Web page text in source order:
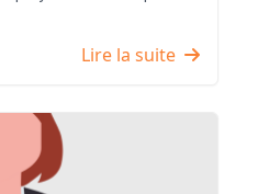
Lire la suite